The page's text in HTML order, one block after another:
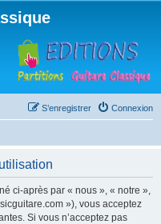
Connexion
S’enregistrer
ci-après par « nous », « notre »,
»), vous acceptez
Si vous n’acceptez pas